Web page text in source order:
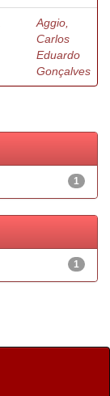
Aggio,
Carlos
Eduardo
Gonçalves
1
1